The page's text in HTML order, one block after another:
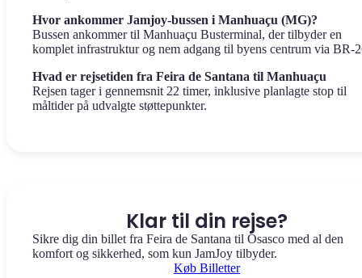
Hvor ankommer Jamjoy-bussen i Manhuaçu (MG)?
Bussen ankommer til Manhuaçu Busterminal, der tilbyder en
komplet infrastruktur og nem adgang til byens centrum via BR-
Hvad er rejsetiden fra Feira de Santana til Manhuaçu
Rejsen tager i gennemsnit 22 timer, inklusive planlagte stop til
måltider på udvalgte støttepunkter.
Klar til din rejse?
Sikre dig din billet fra Feira de Santana til Osasco med al den
komfort og sikkerhed, som kun JamJoy tilbyder.
Køb Billetter